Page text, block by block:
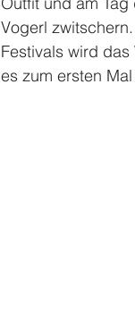
Vogerl
Festivals wird
es zum ersten